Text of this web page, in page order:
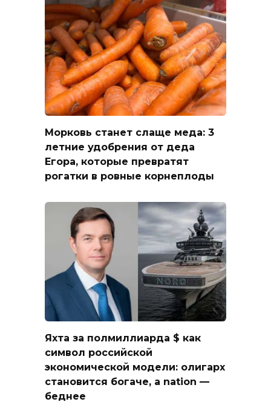
Морковь станет слаще меда: 3
летние удобрения от деда
Егора, которые превратят
рогатки в ровные корнеплоды
Яхта за полмиллиарда $ как
символ российской
экономической модели: олигарх
становится богаче, а nation —
беднее